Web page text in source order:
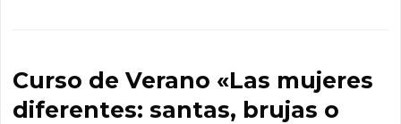
Curso de Verano «Las mujeres
diferentes: santas, brujas o